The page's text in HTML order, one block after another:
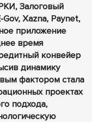
Залоговый
Хazna, Paynet,
приложение
время
конвейер
динамику
фактором стала
проектах
подхода,